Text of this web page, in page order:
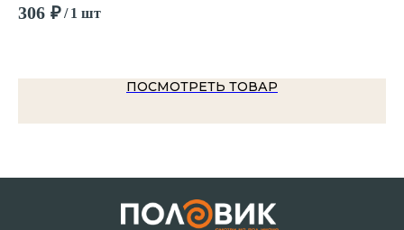
306 ₽/ 1 шт
ПОСМОТРЕТЬ ТОВАР